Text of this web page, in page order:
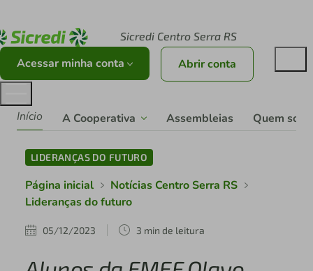
Sicredi Centro Serra RS
Acessar minha conta Abrir conta
Início A Cooperativa Assembleias Quem
LIDERANÇAS DO FUTURO
Página inicial
Notícias Centro Serra RS
Lideranças do futuro
05/12/2023 3 min de leitura